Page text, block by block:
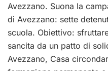
Avezzano. Suona la
di Avezzano: sette
scuola. Obiettivo:
sancita da un patto di
Avezzano, Casa